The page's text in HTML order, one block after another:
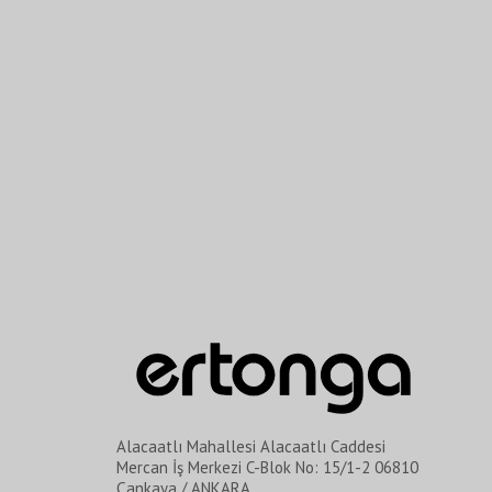
Alacaatlı Mahallesi Alacaatlı Caddesi
Mercan İş Merkezi C-Blok No: 15/1-2 06810